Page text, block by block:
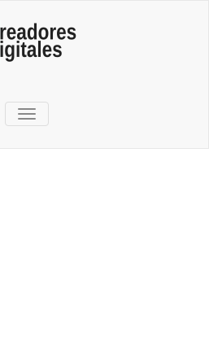
TOGGLE NAVIGATION